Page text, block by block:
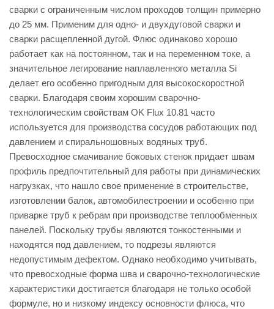
сварки с ограниченным числом проходов толщин примерно
до 25 мм. Применим для одно- и двухдуговой сварки и
сварки расщепленной дугой. Флюс одинаково хорошо
работает как на постоянном, так и на переменном токе, а
значительное легирование наплавленного металла Si
делает его особенно пригодным для высокоскоростной
сварки. Благодаря своим хорошим сварочно-
технологическим свойствам OK Flux 10.81 часто
используется для производства сосудов работающих под
давлением и спиральношовных водяных труб.
Превосходное смачивание боковых стенок придает швам
профиль предпочтительный для работы при динамических
нагрузках, что нашло свое применение в строительстве,
изготовлении балок, автомобилестроении и особенно при
приварке труб к ребрам при производстве теплообменных
панелей. Поскольку трубы являются тонкостенными и
находятся под давлением, то подрезы являются
недопустимым дефектом. Однако необходимо учитывать,
что превосходные форма шва и сварочно-технологические
характеристики достигается благодаря не только особой
формуле, но и низкому индексу основности флюса, что